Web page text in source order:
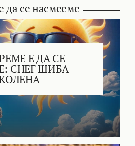
да се насмееме
Е ДА СЕ
СНЕГ ШИБА –